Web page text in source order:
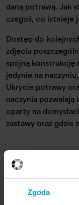
Zgoda
daną potrawą. Jak
czegoś, co istnieje
Dostęp do
zdjęciu
spójną konstrukcję
jedynie na
Ukrycie potrawy
naczynia pozwalają
oparty na
zastawy oraz gdzie
Autorka